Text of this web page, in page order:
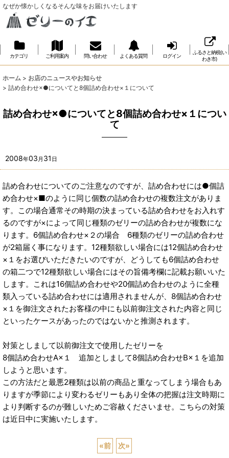
なぜか懐かしくなるそんな味をお届けいたします
カテゴリ ご利用案内 問い合わせ よくある質問 ログイン
ふるさと納税(い
わき市)
ホーム > お店のニュースやお知らせ
> 詰め合わせ×●についてと8個詰め合わせ×１について
詰め合わせ×●についてと8個詰め合わせ×１につい
て
2008年03 月 31 日
詰め合わせについてのご注意なのですが、詰め合わせには●個詰
め合わせ×■のように同じ個数の詰め合わせの複数注文がありま
す。この場合通常その時期の決まっている詰め合わせをお入れす
るのですが×によって同じ種類のゼリーの詰め合わせが複数にな
ります。6個詰め合わせ×２の場合 6種類のゼリーの詰め合わせ
が2箱届く事になります。12種類欲しい場合には12個詰め合わせ
×１をお選びいただきたいのですが、どうしても6個詰め合わせ
の箱二つで12種類欲しい場合にはその旨備考欄に記載お願いいた
します。これは16個詰め合わせや20個詰め合わせのように全種
類入っている詰め合わせには適用されませんが、8個詰め合わせ
×１を御注文されたお客様の中にも以前御注文された内容と同じ
といったケースがあったのではないかと推測されます。
対策としまして以前御注文で使用したゼリーを
8個詰め合わせA×１ 追加としまして8個詰め合わせB×１を追加
しようと思います。
この方法だと最悪2種類は以前の商品と重なってしまう場合もあ
りますが季節により変わるゼリーもあり全体の把握は注文時期に
より判断するのが難しいためご容赦くださいませ。こちらの対策
は近日中に実施いたします。
«前 次»